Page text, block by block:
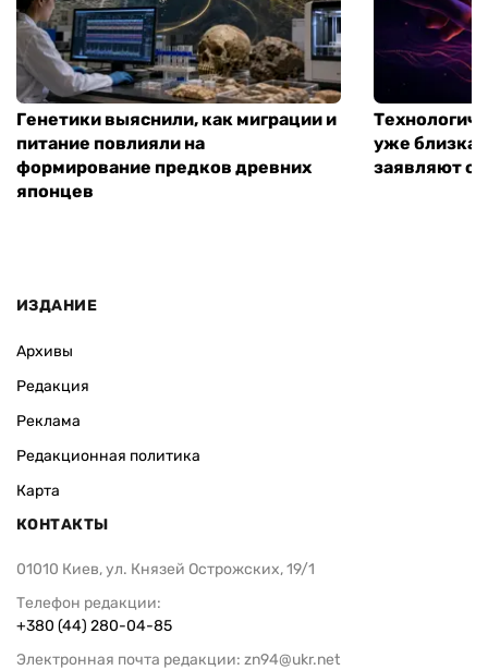
Генетики выяснили, как миграции и
питание повлияли на
формирование предков древних
японцев
уже близка:
заявляют о
ИЗДАНИЕ
Архивы
Редакция
Реклама
Редакционная политика
Карта
КОНТАКТЫ
01010 Киев, ул. Князей Острожских, 19/1
Телефон редакции:
+380 (44) 280-04-85
Электронная почта редакции: zn94@ukr.net